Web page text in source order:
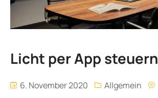
Licht per App steuern
6. November 2020 Allgemein